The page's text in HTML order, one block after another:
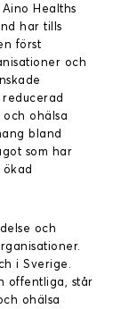
Healths
har tills
först
och
ohälsa
bland
som har
och
i Sverige.
offentliga, står
ohälsa